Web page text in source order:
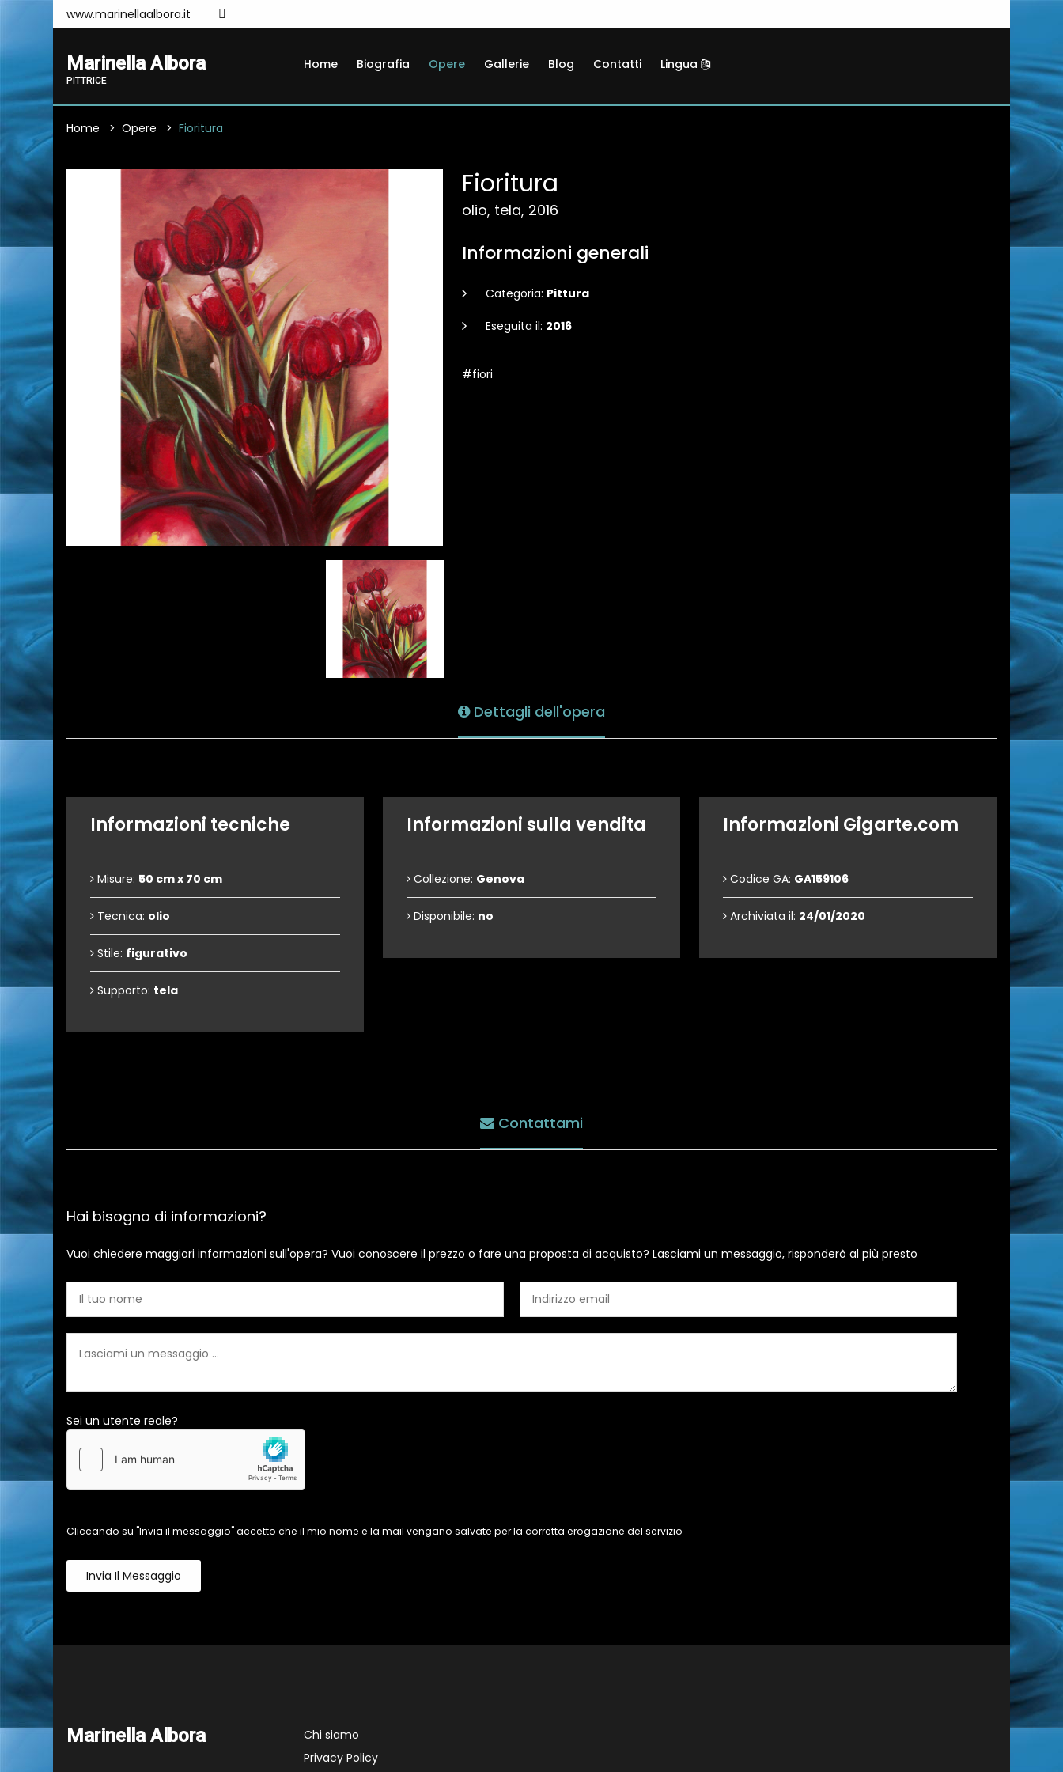
www.marinellaalbora.it
Marinella Albora
PITTRICE
Home Biografia Opere Gallerie Blog Contatti Lingua
Home Opere Fioritura
Fioritura
olio, tela, 2016
Informazioni generali
Categoria: Pittura
Eseguita il: 2016
#fiori
Dettagli dell'opera
Informazioni tecniche
Misure: 50 cm x 70 cm
Tecnica: olio
Stile: figurativo
Supporto: tela
Informazioni sulla vendita
Collezione: Genova
Disponibile: no
Informazioni Gigarte.com
Codice GA: GA159106
Archiviata il: 24/01/2020
Contattami
Hai bisogno di informazioni?
Vuoi chiedere maggiori informazioni sull'opera? Vuoi conoscere il prezzo o fare una proposta di acquisto? Lasciami un messaggio, risponderò al più presto
Sei un utente reale?
Cliccando su "Invia il messaggio" accetto che il mio nome e la mail vengano salvate per la corretta erogazione del servizio
Invia Il Messaggio
Marinella Albora
Chi siamo
Privacy Policy